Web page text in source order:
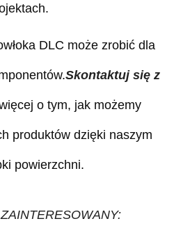
DLC może zrobić dla
Skontaktuj się z
o tym, jak możemy
produktów dzięki naszym
powierzchni.